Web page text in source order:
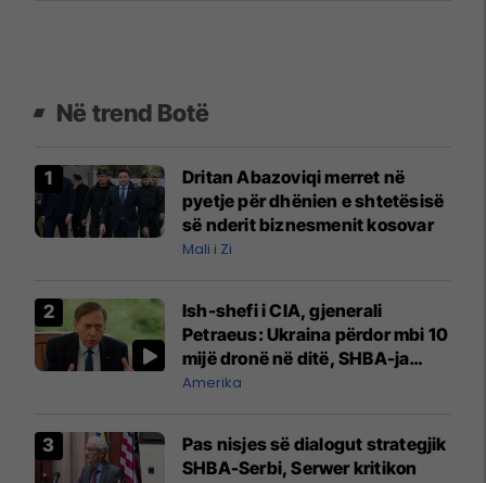
Në trend Botë
Dritan Abazoviqi merret në
pyetje për dhënien e shtetësisë
së nderit biznesmenit kosovar
Mali i Zi
Ish-shefi i CIA, gjenerali
Petraeus: Ukraina përdor mbi 10
mijë dronë në ditë, SHBA-ja
mbetet shumë prapa në
Amerika
Pas nisjes së dialogut strategjik
SHBA-Serbi, Serwer kritikon